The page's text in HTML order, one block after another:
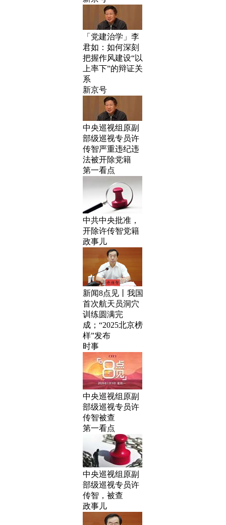
「党建治学」李
君如：如何深刻
把握作风建设“以
上率下”的辩证关
系
新京号
中央巡视组原副
部级巡视专员许
传智严重违纪违
法被开除党籍
第一看点
中共中央批准，
开除许传智党籍
政事儿
新闻8点见丨我国
首次航天员洞穴
训练圆满完
成；“2025北京榜
样”发布
时事
中央巡视组原副
部级巡视专员许
传智被查
第一看点
中央巡视组原副
部级巡视专员许
传智，被查
政事儿